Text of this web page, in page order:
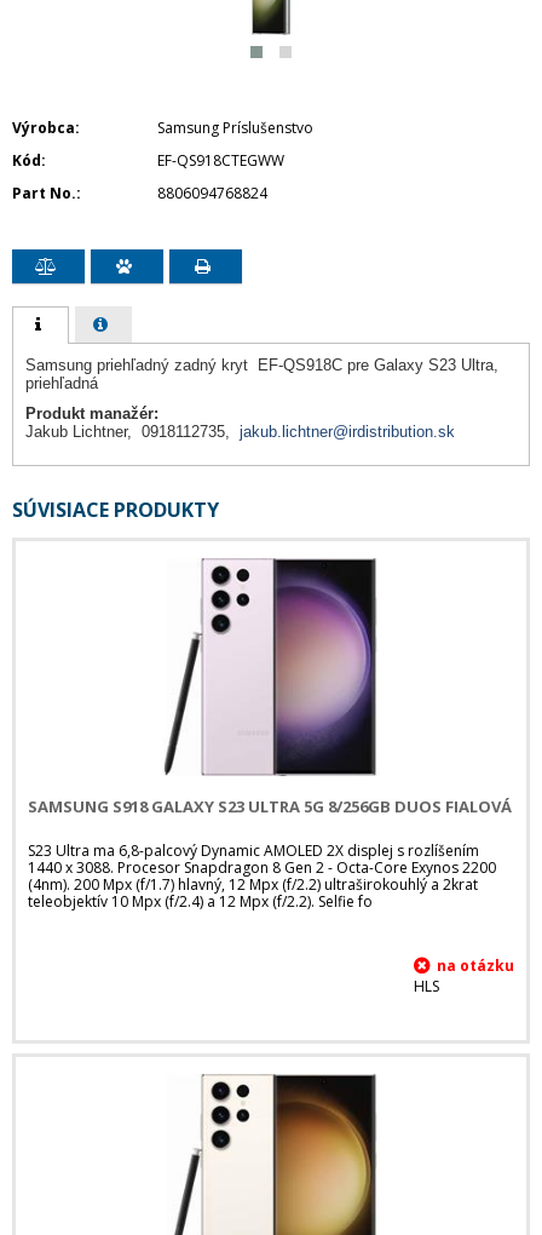
Výrobca
Samsung Príslušenstvo
Kód
EF-QS918CTEGWW
Part No.
8806094768824
Samsung priehľadný zadný kryt EF-QS918C pre Galaxy S23 Ultra,
priehľadná
Produkt manažér:
Jakub Lichtner, 0918112735, jakub.lichtner@irdistribution.sk
SÚVISIACE PRODUKTY
SAMSUNG S918 GALAXY S23 ULTRA 5G 8/256GB DUOS FIALOVÁ
S23 Ultra ma 6,8-palcový Dynamic AMOLED 2X displej s rozlíšením
1440 x 3088. Procesor Snapdragon 8 Gen 2 - Octa-Core Exynos 2200
(4nm). 200 Mpx (f/1.7) hlavný, 12 Mpx (f/2.2) ultraširokouhlý a 2krat
teleobjektív 10 Mpx (f/2.4) a 12 Mpx (f/2.2). Selfie fo
HLS